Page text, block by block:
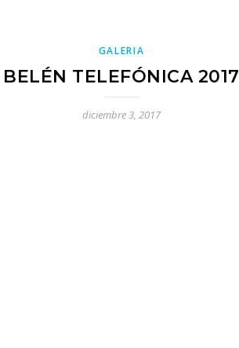
GALERIA
BELÉN TELEFÓNICA 2017
diciembre 3, 2017